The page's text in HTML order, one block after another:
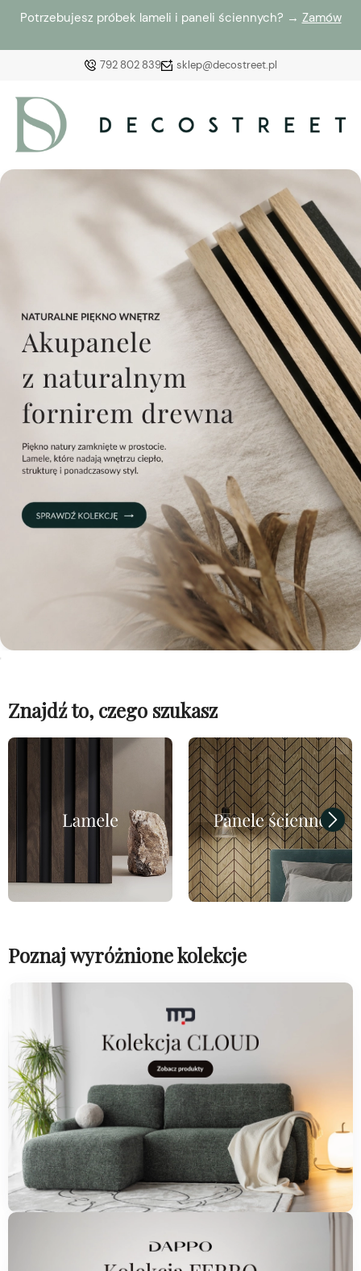
Potrzebujesz próbek lameli i paneli ściennych? → Zamów
792 802 839 sklep@decostreet.pl
Załóż konto
Wybierz coś dla siebie z naszej aktualnej oferty lub
zaloguj się, aby przywrócić dodane produkty do listy
z poprzedniej sesji.
Znajdź to, czego szukasz
Poznaj wyróżnione kolekcje